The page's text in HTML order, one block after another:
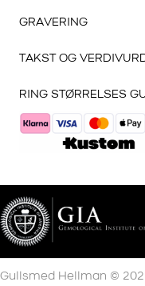
GRAVERING
TAKST OG
RING STØRRELSES
Gullsmed Hellman ©